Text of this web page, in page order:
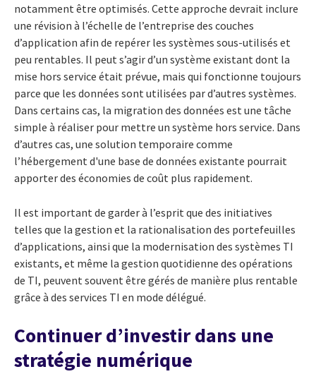
notamment être optimisés. Cette approche devrait inclure
une révision à l’échelle de l’entreprise des couches
d’application afin de repérer les systèmes sous-utilisés et
peu rentables. Il peut s’agir d’un système existant dont la
mise hors service était prévue, mais qui fonctionne toujours
parce que les données sont utilisées par d’autres systèmes.
Dans certains cas, la migration des données est une tâche
simple à réaliser pour mettre un système hors service. Dans
d’autres cas, une solution temporaire comme
l’hébergement d'une base de données existante pourrait
apporter des économies de coût plus rapidement.
Il est important de garder à l’esprit que des initiatives
telles que la gestion et la rationalisation des portefeuilles
d’applications, ainsi que la modernisation des systèmes TI
existants, et même la gestion quotidienne des opérations
de TI, peuvent souvent être gérés de manière plus rentable
grâce à des services TI en mode délégué.
Continuer d’investir dans une
stratégie numérique